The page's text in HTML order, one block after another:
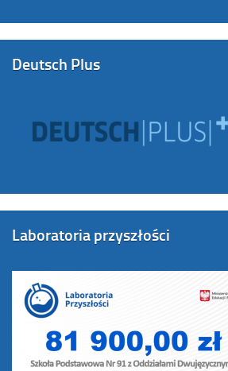
Deutsch Plus
Laboratoria przyszłości